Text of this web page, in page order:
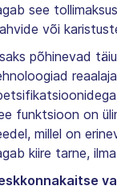
see
või
põhinevad
funktsioon on
millel on
kiire tarne,